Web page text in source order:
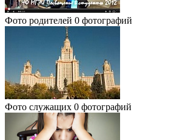
Фото родителей 0 фотографий
Фото служащих 0 фотографий